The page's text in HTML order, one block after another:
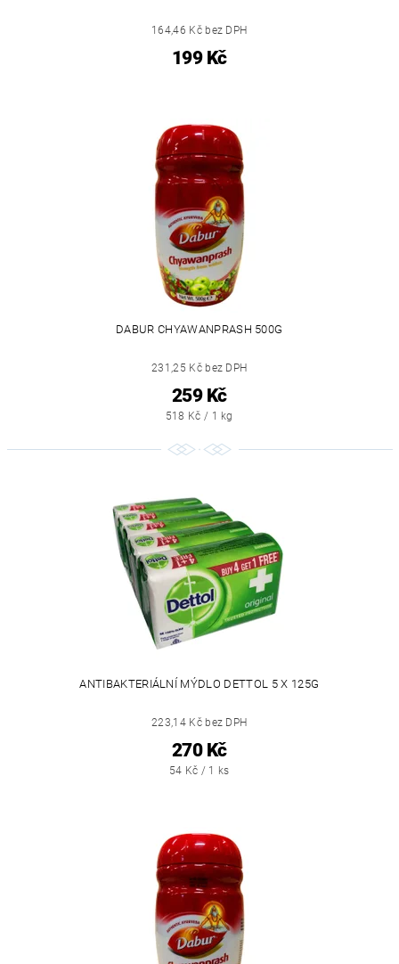
164,46 Kč bez DPH
199 Kč
DABUR CHYAWANPRASH 500G
231,25 Kč bez DPH
259 Kč
518 Kč / 1 kg
ANTIBAKTERIÁLNÍ MÝDLO DETTOL 5 X 125G
223,14 Kč bez DPH
270 Kč
54 Kč / 1 ks